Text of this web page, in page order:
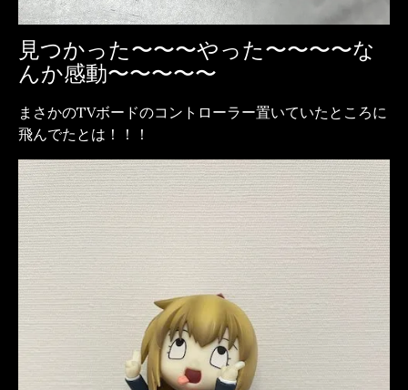
見つかった〜〜〜やった〜〜〜〜な
んか感動〜〜〜〜〜
まさかのTVボードのコントローラー置いていたところに
飛んでたとは！！！